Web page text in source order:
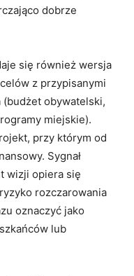
dobrze
się również wersja
z przypisanymi
(budżet obywatelski,
miejskie).
przy którym od
Sygnał
wizji opiera się
rozczarowania
oznaczyć jako
lub